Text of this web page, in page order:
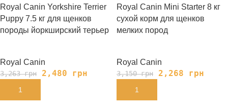
Royal Canin Yorkshire Terrier
Puppy 7.5 кг для щенков
породы йоркширский терьер
Royal Canin
3,263грн 2,480 грн
В КОРЗИНУ
Royal Сanin Mini Starter 8 кг
сухой корм для щенков
мелких пород
Royal Canin
3,150грн 2,268 грн
В КОРЗИНУ